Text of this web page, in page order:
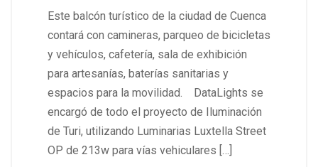
Este balcón turístico de la ciudad de Cuenca
contará con camineras, parqueo de bicicletas
y vehículos, cafetería, sala de exhibición
para artesanías, baterías sanitarias y
espacios para la movilidad. DataLights se
encargó de todo el proyecto de Iluminación
de Turi, utilizando Luminarias Luxtella Street
OP de 213w para vías vehiculares […]